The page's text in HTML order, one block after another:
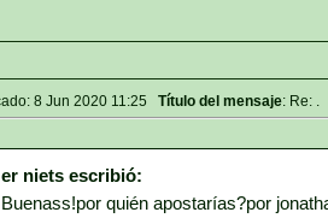
8 Jun 2020 11:25 Título del mensaje: Re: .
er niets escribió:
Buenass!por quién apostarías?por